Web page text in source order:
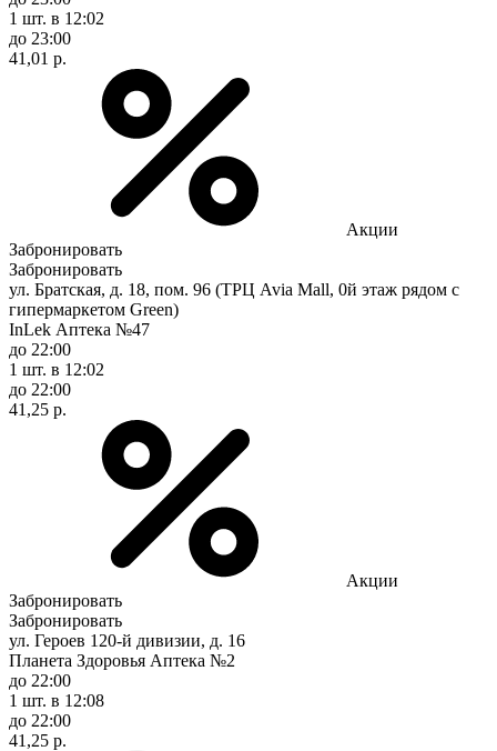
1 шт. в 12:02
до 23:00
41,01 р.
Акции
Забронировать
Забронировать
ул. Братская, д. 18, пом. 96 (ТРЦ Avia Mall, 0й этаж рядом с
гипермаркетом Green)
InLek Аптека №47
до 22:00
1 шт. в 12:02
до 22:00
41,25 р.
Акции
Забронировать
Забронировать
ул. Героев 120-й дивизии, д. 16
Планета Здоровья Аптека №2
до 22:00
1 шт. в 12:08
до 22:00
41,25 р.